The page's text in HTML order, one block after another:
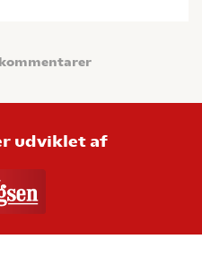
udviklet af